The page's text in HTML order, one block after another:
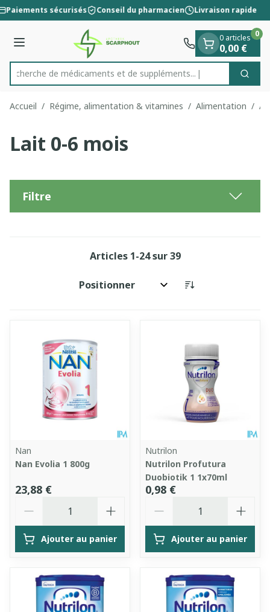
Aller au contenu
1 de 1
Paiements sécurisés Conseil du pharmacien Livraison rapide
Menu
Rechercher
Recherche de médicaments et de
0 articles
0,00 €
0
Accueil / Régime, alimentation & vitamines / Alimentation /
Lait 0-6 mois
Filtre
Articles 1-24sur39
Trier par:
Nan
Nan Evolia 1 800g
23,88 €
Ajouter au panier
Nutrilon
Nutrilon Profutura
Duobiotik 1 1x70ml
0,98 €
Ajouter au panier